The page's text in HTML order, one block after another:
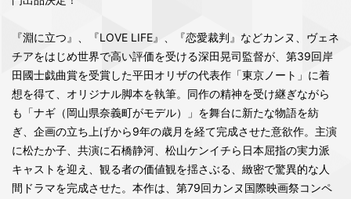
『淵に立つ』、『LOVE LIFE』、『恋愛裁判』などカンヌ、ヴェネ
チアをはじめ世界で高い評価を受ける深田晃司監督が、第39回岸
田國士戯曲賞を受賞した平田オリザの代表作「東京ノート」に着
想を得て、オリジナル脚本を執筆。同作の精神を受け継ぎながら
も「ナギ（岡山県奈義町がモデル）」を舞台に新たな物語を紡
ぎ、企画の立ち上げから9年の歳月を経て完成させた意欲作。主演
に松たか子、共演に石橋静河、松山ケンイチら日本屈指の実力派
キャストを迎え、観る者の価値観を揺さぶる、緻密で驚異的な人
間ドラマを完成させた。本作は、第79回カンヌ国際映画祭コンペ